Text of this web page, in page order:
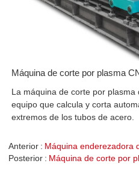
Máquina de corte por plasma
La máquina de corte por
equipo que calcula y corta
extremos de los tubos de acero.
Anterior
Posterior